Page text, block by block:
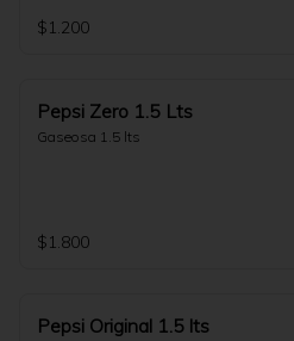
$1.200
Pepsi Zero 1.5 Lts
Gaseosa 1.5 lts
$1.800
Pepsi Original 1.5 lts